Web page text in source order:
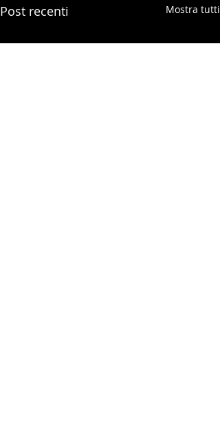
Post recenti Mostra tutti